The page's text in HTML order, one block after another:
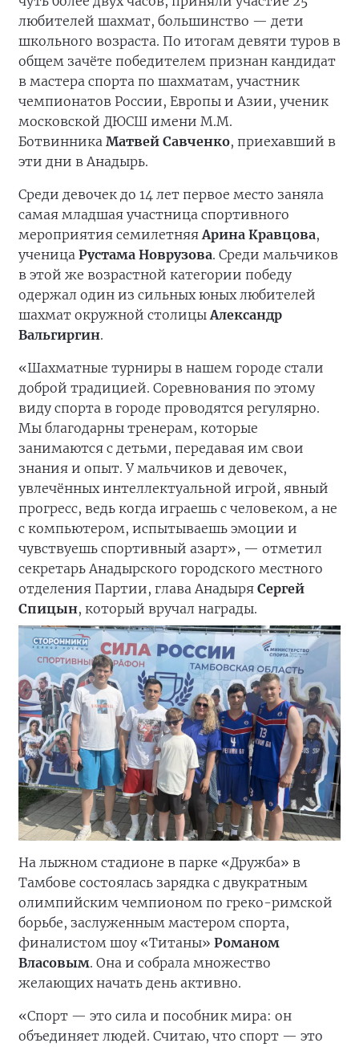
любителей шахмат, большинство — дети
школьного возраста. По итогам девяти туров в
общем зачёте победителем признан кандидат
в мастера спорта по шахматам, участник
чемпионатов России, Европы и Азии, ученик
московской ДЮСШ имени М.М.
Ботвинника Матвей Савченко, приехавший в
эти дни в Анадырь.
Среди девочек до 14 лет первое место заняла
самая младшая участница спортивного
мероприятия семилетняяАрина Кравцова,
ученица Рустама Новрузова. Среди мальчиков
в этой же возрастной категории победу
одержал один из сильных юных любителей
шахмат окружной столицыАлександр
Вальгиргин.
«Шахматные турниры в нашем городе стали
доброй традицией. Соревнования по этому
виду спорта в городе проводятся регулярно.
Мы благодарны тренерам, которые
занимаются с детьми, передавая им свои
знания и опыт. У мальчиков и девочек,
увлечённых интеллектуальной игрой, явный
прогресс, ведь когда играешь с человеком, а не
с компьютером, испытываешь эмоции и
чувствуешь спортивный азарт», — отметил
секретарь Анадырского городского местного
отделения Партии, глава Анадыря Сергей
Спицын, который вручал награды.
На лыжном стадионе в парке «Дружба» в
Тамбове состоялась зарядка с двукратным
олимпийским чемпионом по греко-римской
борьбе, заслуженным мастером спорта,
финалистом шоу «Титаны» Романом
Власовым. Она и собрала множество
желающих начать день активно.
«Спорт — это сила и пособник мира: он
объединяет людей. Считаю, что спорт — это